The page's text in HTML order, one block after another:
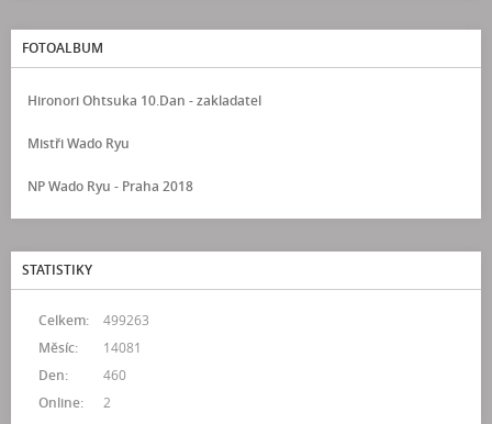
FOTOALBUM
Hironori Ohtsuka 10.Dan - zakladatel
Mistři Wado Ryu
NP Wado Ryu - Praha 2018
STATISTIKY
Online: 2
Celkem:
499263
Měsíc:
14081
Den:
460